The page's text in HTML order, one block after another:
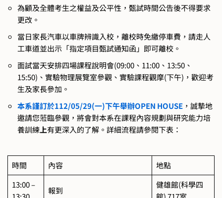
為顧及全體考生之權益及公平性，甄試時間公告後不得要求
更改。
當日家長汽車以車牌辨識入校，離校時免繳停車費，請走人
工車道並出示「指定項目甄試通知函」即可離校。
面試當天安排四場課程說明會(09:00、11:00、13:50、
15:50)、實驗物理展覽室參觀、實驗課程觀摩(下午)，歡迎考
生及家長參加。
本系謹訂於112/05/29(一)下午舉辦OPEN HOUSE ，誠摯地
邀請您蒞臨參觀，將會對本系在課程內容規劃與研究能力培
養訓練上有更深入的了解。詳細流程請參閱下表：
時間 內容
地點
13:00 –
報到
健雄館(科學四